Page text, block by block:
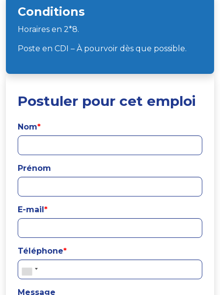
Conditions
Horaires en 2*8.
Poste en CDI – À pourvoir dès que possible.
Postuler pour cet emploi
Nom*
Prénom
E-mail*
Téléphone*
Message